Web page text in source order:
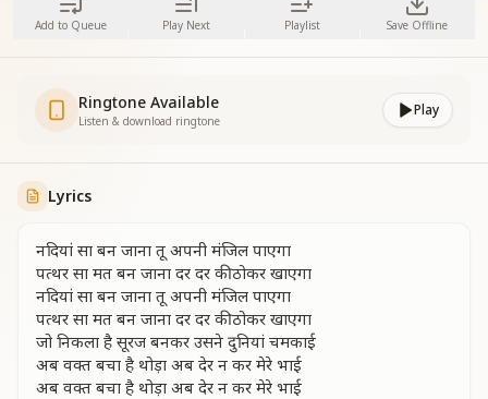
Add to Queue Play Next Playlist Save Offline
Ringtone Available
Listen & download ringtone
Play
Lyrics
नदियां सा बन जाना तू अपनी मंजिल पाएगा
पत्थर सा मत बन जाना दर दर की ठोकर खाएगा
नदियां सा बन जाना तू अपनी मंजिल पाएगा
पत्थर सा मत बन जाना दर दर की ठोकर खाएगा
जो निकला है सूरज बनकर उसने दुनियां चमकाई
अब वक्त बचा है थोड़ा अब देर न कर मेरे भाई
अब वक्त बचा है थोड़ा अब देर न कर मेरे भाई